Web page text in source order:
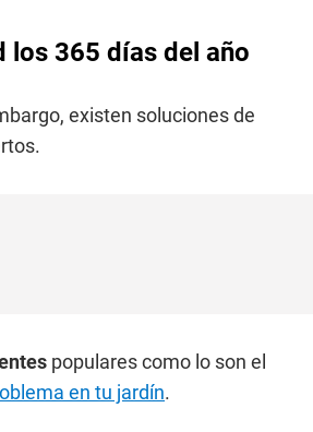
los 365 días del año
existen soluciones de
populares como lo son el
en tu jardín.